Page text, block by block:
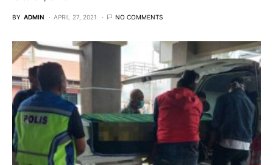
BY ADMIN APRIL 27, 2021 NO COMMENTS